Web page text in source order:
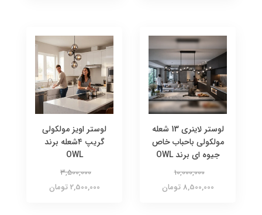
لوستر لاینری 13 شعله
مولکولی باحباب خاص
جیوه ای برند OWL
10,000,000
8,500,000 تومان
لوستر اویز مولکولی
گریپ ۴شعله برند
OWL
3,500,000
2,500,000 تومان